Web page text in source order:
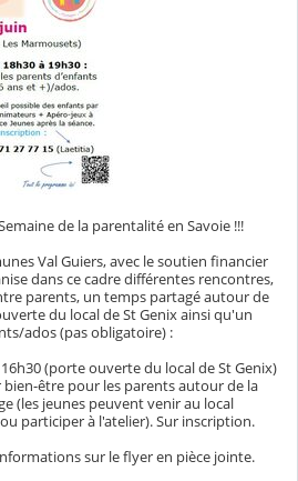
de la parentalité en Savoie !!!
Val Guiers, avec le soutien financier
dans ce cadre différentes rencontres,
parents, un temps partagé autour de
du local de St Genix ainsi qu'un
ados (pas obligatoire) :
(porte ouverte du local de St Genix)
bien-être pour les parents autour de la
(les jeunes peuvent venir au local
participer à l'atelier). Sur inscription.
sur le flyer en pièce jointe.